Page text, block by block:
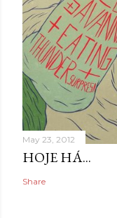
May 23, 2012
HOJE HÁ...
Share